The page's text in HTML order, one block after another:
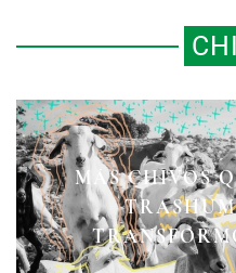
MÁS CHIVOS